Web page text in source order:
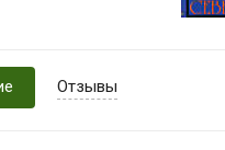
Отзывы